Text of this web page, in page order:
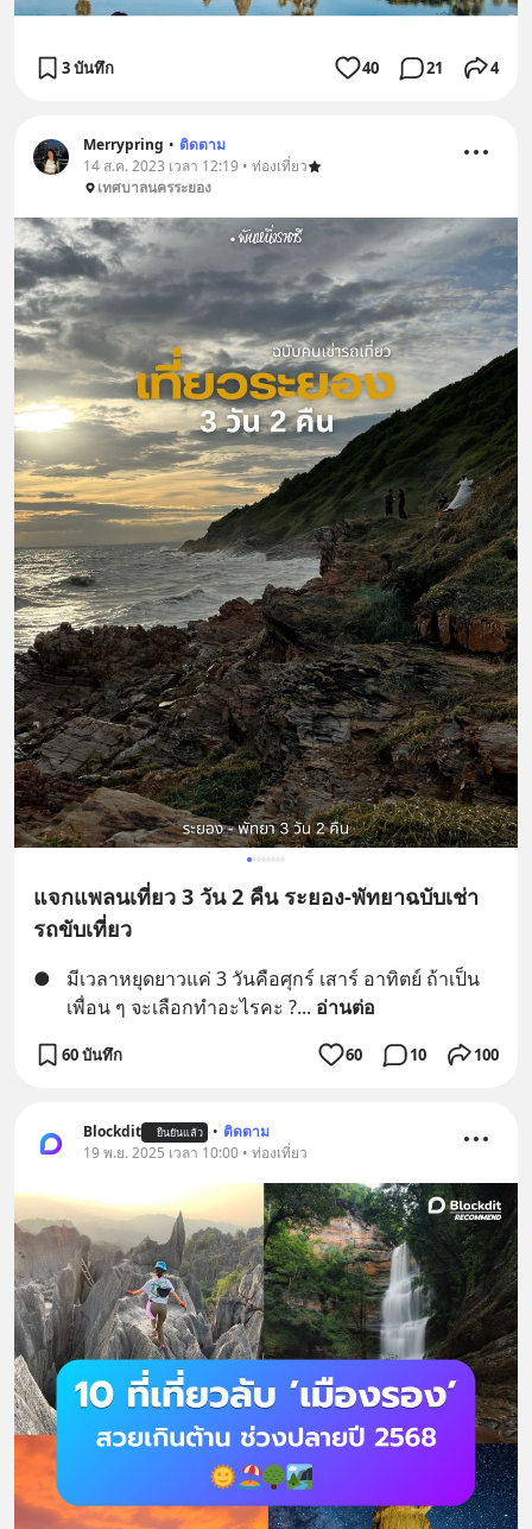
3 บันทึก 40 21 4
Merrypring • ติดตาม
14 ส.ค. 2023 เวลา 12:19 • ท่องเที่ยว
เทศบาลนครระยอง
แจกแพลนเที่ยว 3 วัน 2 คืน ระยอง-พัทยาฉบับเช่า
รถขับเที่ยว
●
มีเวลาหยุดยาวแค่ 3 วันคือศุกร์ เสาร์ อาทิตย์ ถ้าเป็น
เพื่อน ๆ จะเลือกทำอะไรคะ ?... อ่านต่อ
60 บันทึก 60 10 100
Blockdit ยืนยันแล้ว • ติดตาม
19 พ.ย. 2025 เวลา 10:00 • ท่องเที่ยว